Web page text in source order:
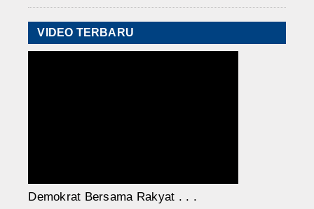
VIDEO TERBARU
Demokrat Bersama Rakyat . . .